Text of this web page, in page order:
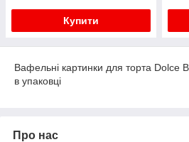
Купити
Вафельні картинки для торта Dolce
в упаковці
Про нас